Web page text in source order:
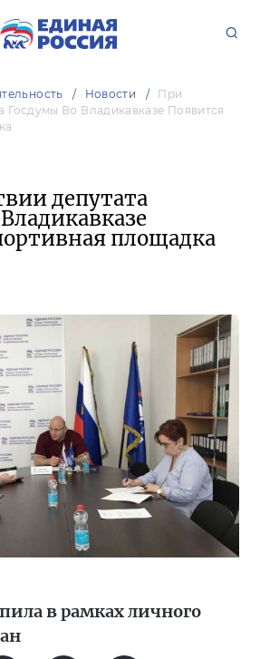
Новости
При
Госдумы Во Владикавказе Появится
депутата
площадка
в рамках личного